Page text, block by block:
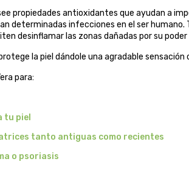
propiedades antioxidantes que ayudan a
determinadas infecciones en el ser humano.
desinflamar las zonas dañadas por su
la piel dándole una agradable sensación
para:
tu piel
tanto antiguas como recientes
o psoriasis